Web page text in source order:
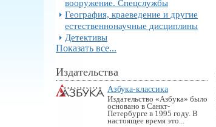
вооружение. Спецслужбы
География, краеведение и другие
естественнонаучные дисциплины
Детективы
Показать все...
Издательства
Азбука-классика
Издательство «Азбука» было
основано в Санкт-
Петербурге в 1995 году. В
настоящее время это...